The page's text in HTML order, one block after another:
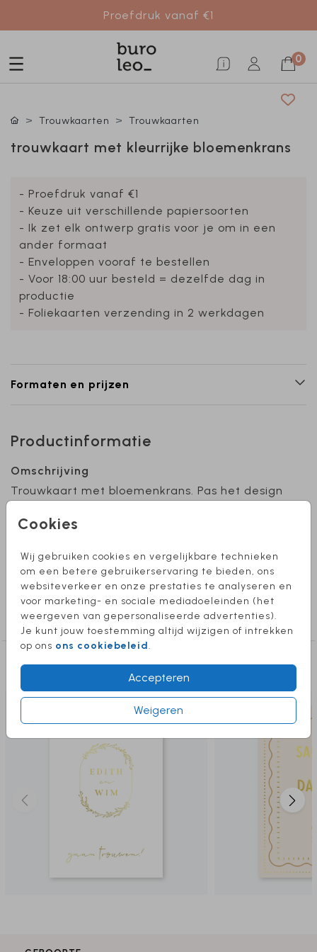
Proefdruk vanaf €1
0
Cookies
Wij gebruiken cookies en vergelijkbare technieken
om een betere gebruikerservaring te bieden, ons
websiteverkeer en onze prestaties te analyseren en
voor marketing- en sociale mediadoeleinden (het
weergeven van gepersonaliseerde advertenties).
Je kunt jouw toestemming altijd wijzigen of intrekken
op ons ons cookiebeleid.
Accepteren
Weigeren
Trouwkaarten Trouwkaarten
trouwkaart met kleurrijke bloemenkrans
- Proefdruk vanaf €1
- Keuze uit verschillende papiersoorten
- Ik zet elk ontwerp gratis voor je om in een
ander formaat
- Enveloppen vooraf te bestellen
- Voor 18:00 uur besteld = dezelfde dag in
productie
- Foliekaarten verzending in 2 werkdagen
Formaten en prijzen
Productinformatie
Omschrijving
Trouwkaart met bloemenkrans. Pas het design
ander formaat, of heb je hulp nodig bij het
graag verder! Let op: de lakzegels moet je er
apart bij bestellen.
Toon meer
Collectie
Trouwkaarten
Deze producten vind je misschien ook